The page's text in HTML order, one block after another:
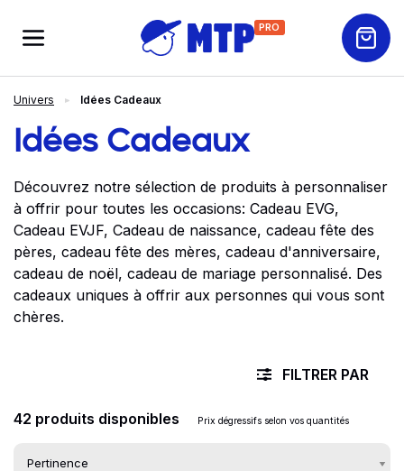
PRO
Univers Idées Cadeaux
Idées Cadeaux
Découvrez notre sélection de produits à personnaliser
à offrir pour toutes les occasions: Cadeau EVG,
Cadeau EVJF, Cadeau de naissance, cadeau fête des
pères, cadeau fête des mères, cadeau d'anniversaire,
cadeau de noël, cadeau de mariage personnalisé. Des
cadeaux uniques à offrir aux personnes qui vous sont
chères.
42 produits disponibles Prix dégressifs selon vos quantités
FILTRER PAR